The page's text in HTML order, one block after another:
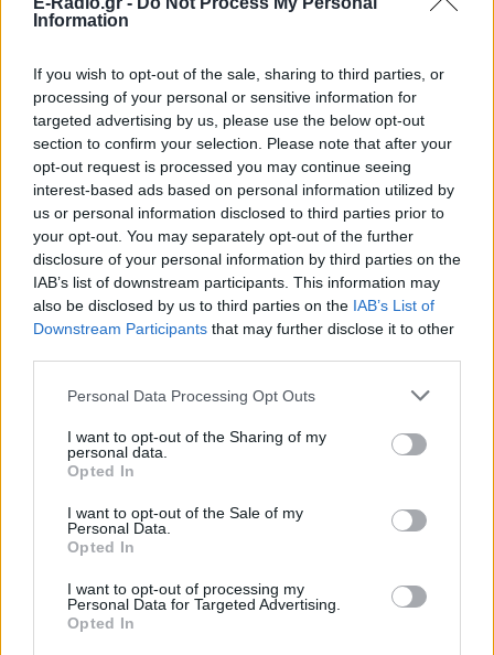
Information
If you wish to opt-out of the sale, sharing to third parties, or
processing of your personal or sensitive information for
targeted advertising by us, please use the below opt-out
section to confirm your selection. Please note that after your
opt-out request is processed you may continue seeing
interest-based ads based on personal information utilized by
us or personal information disclosed to third parties prior to
your opt-out. You may separately opt-out of the further
disclosure of your personal information by third parties on the
IAB’s list of downstream participants. This information may
also be disclosed by us to third parties on the IAB’s List of
Downstream Participants that may further disclose it to other
Personal Data Processing Opt Outs
I want to opt-out of the Sharing of my
personal data.
Opted In
I want to opt-out of the Sale of my
Personal Data.
Opted In
I want to opt-out of processing my
Personal Data for Targeted Advertising.
Opted In
ΔΕΙΤΕ ΕΠΙΣΗΣ
ΣΤΗΝ ΙΔΙΑ ΚΑΤΗΓΟΡΙΑ
κρυφό σχέδιο διαδοχής στην
ΣΉΜΕΡΑ
σήμα υπέρ του αντιπροέδρου ως
διαδόχου του στο Ρεπουμπλικανικό
Συμφωνία εξαγοράς για την
EasyJet ‑ Στην αμερικανική